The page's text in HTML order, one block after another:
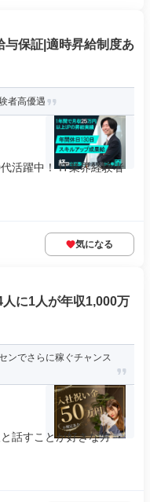
与保証|適時昇給制度あ
者高優遇
活躍中！ IT業界経験者
気になる
人に1人が年収1,000万
ンでさらに稼ぐチャンス
話すことが好きな方 ・